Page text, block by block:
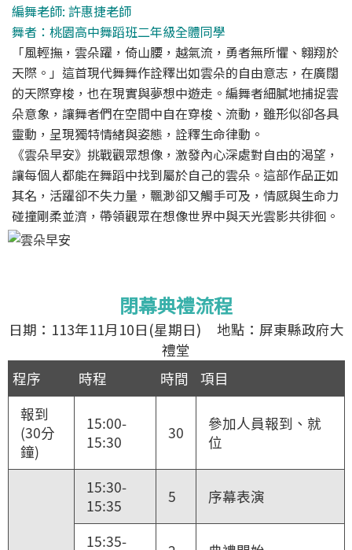
編舞老師: 許惠捷老師
舞者：桃園高中舞蹈班二年級全體同學
「風輕撫，雲朵躍，倚山腰，越氣流，勇者無所懼、翱翔於
天際。」這首現代舞舞作詮釋出如雲朵的自由意志，在廣闊
的天際穿梭，也在現實與夢想中遊走。編舞者細膩地捕捉雲
朵意象，讓舞者們在空間中自在穿梭、流動，雖形似卻各具
靈動，呈現獨特情緒與姿態，詮釋生命律動。
《雲朵早安》挑戰觀眾想像，激發內心深處對自由的渴望，
讓每個人都能在舞蹈中找到屬於自己的雲朵。這部作品正如
其名，活躍卻不失力量，飄渺卻又觸手可及，情感與生命力
碰撞剛柔並濟，帶領觀眾在想像世界中與天光雲影共徘徊。
閉幕典禮流程
日期：113年11月10日(星期日) 地點：屏東縣政府大
禮堂
程序
時程 時間
項目
報到
(30分
鐘)
15:00-
15:30
30
參加人員報到、就
位
15:30-
15:35
5 序幕表演
15:35-